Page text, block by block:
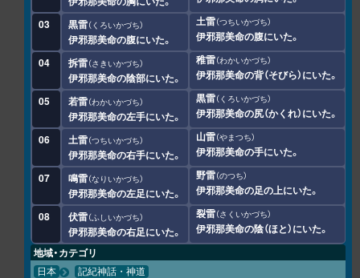
03
黒雷 くろいかづち
伊邪那美命の腹にいた。
土雷 つちいかづち
伊邪那美命の腹にいた。
04
拆雷 さきいかづち
伊邪那美命の陰部にいた。
稚雷 わかいかづち
伊邪那美命の背（そびら）にいた。
05
若雷 わかいかづち
伊邪那美命の左手にいた。
黒雷 くろいかづち
伊邪那美命の尻（かくれ）にいた。
06
土雷 つちいかづち
伊邪那美命の右手にいた。
山雷 やまつち
伊邪那美命の手にいた。
07
鳴雷 なりいかづち
伊邪那美命の左足にいた。
野雷 のつち
伊邪那美命の足の上にいた。
08
伏雷 ふしいかづち
伊邪那美命の右足にいた。
裂雷 さくいかづち
伊邪那美命の陰（ほと）にいた。
地域・カテゴリ
日本 記紀神話・神道